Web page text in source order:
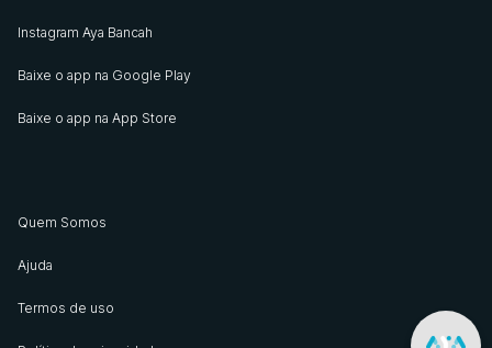
Instagram Aya Bancah
Baixe o app na Google Play
Baixe o app na App Store
Quem Somos
Ajuda
Termos de uso